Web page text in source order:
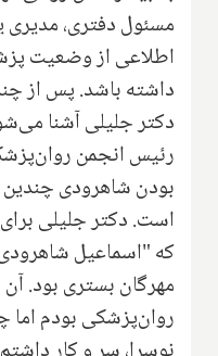
مسئول دفتری،
اطلاعی از وضعیت
داشته باشد. پس از
دکتر جلیلی آشنا
رئیس انجمن
بودن شاهرودی چندین
است. ‌دکتر جلیلی
که "اسماعیل
مهرگان بستری بود.
روان‌پزشکی بودم اما